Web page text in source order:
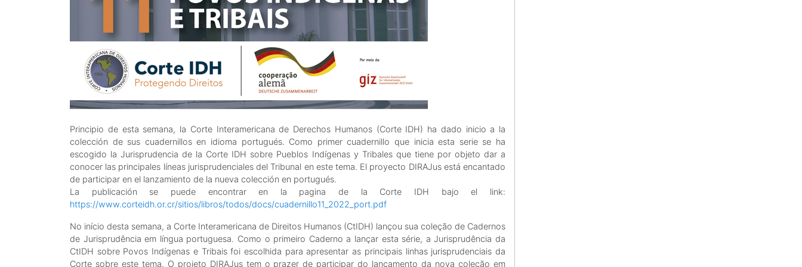
Principio de esta semana, la Corte Interamericana de Derechos Humanos (Corte IDH) ha dado inicio a la
colección de sus cuadernillos en idioma portugués. Como primer cuadernillo que inicia esta serie se ha
escogido la Jurisprudencia de la Corte IDH sobre Pueblos Indígenas y Tribales que tiene por objeto dar a
conocer las principales líneas jurisprudenciales del Tribunal en este tema. El proyecto DIRAJus está encantado
de participar en el lanzamiento de la nueva colección en portugués.
La publicación se puede encontrar en la pagina de la Corte IDH bajo el link:
https://www.corteidh.or.cr/sitios/libros/todos/docs/cuadernillo11_2022_port.pdf
No início desta semana, a Corte Interamericana de Direitos Humanos (CtIDH) lançou sua coleção de Cadernos
de Jurisprudência em língua portuguesa. Como o primeiro Caderno a lançar esta série, a Jurisprudência da
CtIDH sobre Povos Indígenas e Tribais foi escolhida para apresentar as principais linhas jurisprudenciais da
Corte sobre este tema. O projeto DIRAJus tem o prazer de participar do lançamento da nova coleção em